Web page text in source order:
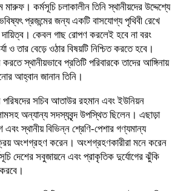
কর্মসূচি চলাকালীন তিনি স্থানীয়দের উদ্দেশ্যে
প্রজন্মের জন্য একটি বাসযোগ্য পৃথিবী রেখে
দায়িত্ব। কেবল গাছ রোপণ করলেই হবে না বরং
ও তার বেড়ে ওঠার বিষয়টি নিশ্চিত করতে হবে।
স্থানীয়ভাবে প্রতিটি পরিবারকে তাদের আঙ্গিনায়
আহ্বান জানান তিনি।
পরিষদের সচিব আতাউর রহমান এবং ইউনিয়ন
অন্যান্য সদস্যবৃন্দ উপস্থিত ছিলেন। এছাড়া
স্থানীয় বিভিন্ন শ্রেণি-পেশার গণ্যমান্য
অংশগ্রহণ করেন। অংশগ্রহণকারীরা মনে করেন
দেশের সবুজায়নে এবং প্রাকৃতিক দুর্যোগের ঝুঁকি